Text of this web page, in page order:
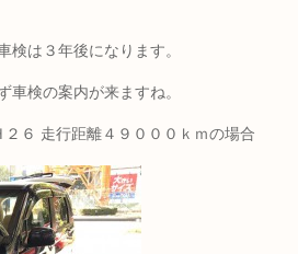
検は３年後になります。
車検の案内が来ますね。
６ 走行距離４９０００ｋｍの場合